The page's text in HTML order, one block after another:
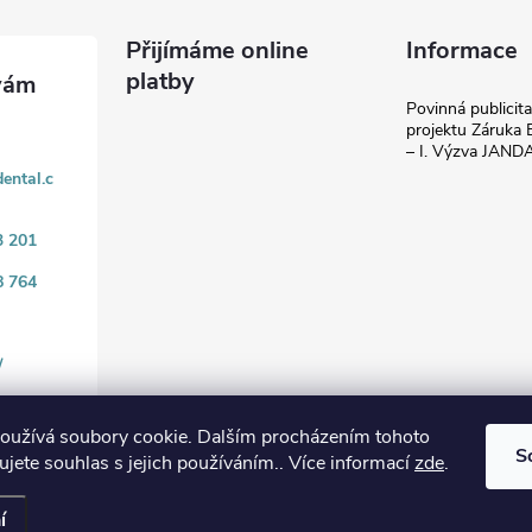
soubory cookie. Dalším procházením tohoto
souhlas s jejich používáním.. Více informacízde.
201
764
Přijímáme online
platby
Informace
Povinná
projektu Záruka
– I. Výzva